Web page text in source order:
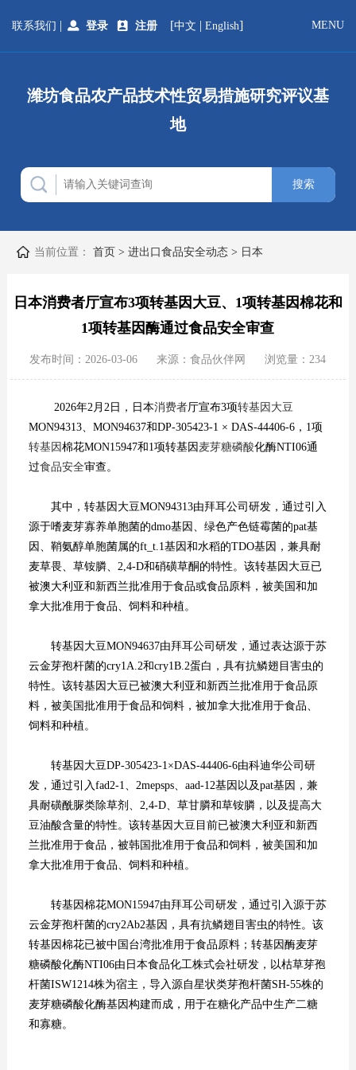
联系我们 | 登录 注册 [中文 | English] MENU
潍坊食品农产品技术性贸易措施研究评议基
地
当前位置： 首页 > 进出口食品安全动态> 日本
日本消费者厅宣布3项转基因大豆、1项转基因棉花和
1项转基因酶通过食品安全审查
发布时间：2026-03-06 来源：食品伙伴网 浏览量：234
2026年2月2日，日本消费者厅宣布3项转基因大豆
MON94313、MON94637和DP-305423-1 × DAS-44406-6，1项
转基因棉花MON15947和1项转基因 麦芽糖磷酸化酶NTI06通
过食品安全审查。
其中，转基因大豆MON94313由拜耳公司研发，通过引入
源于嗜麦芽寡养单胞菌的dmo基因、绿色产色链霉菌的pat基
因、鞘氨醇单胞菌属的ft_t.1基因和水稻的TDO基因，兼具耐
麦草畏、草铵膦、2,4-D和硝磺草酮的特性。该转基因大豆已
被澳大利亚和新西兰批准用于食品或食品原料，被美国和加
拿大批准用于食品、饲料和种植。
转基因大豆MON94637由拜耳公司研发，通过表达源于苏
云金芽孢杆菌的cry1A.2和cry1B.2蛋白，具有抗鳞翅目害虫的
特性。该转基因大豆已被澳大利亚和新西兰批准用于食品原
料，被美国批准用于食品和饲料，被加拿大批准用于食品、
饲料和种植。
转基因大豆DP-305423-1×DAS-44406-6由科迪华公司研
发，通过引入fad2-1、2mepsps、aad-12基因以及pat基因，兼
具耐磺酰脲类除草剂、2,4-D、草甘膦和草铵膦，以及提高大
豆油酸含量的特性。该转基因大豆目前已被澳大利亚和新西
兰批准用于食品，被韩国批准用于食品和饲料，被美国和加
拿大批准用于食品、饲料和种植。
转基因棉花MON15947由拜耳公司研发，通过引入源于苏
云金芽孢杆菌的cry2Ab2基因，具有抗鳞翅目害虫的特性。该
转基因棉花已被中国台湾批准用于食品原料；转基因酶麦芽
糖磷酸化酶NTI06由日本食品化工株式会社研发，以枯草芽孢
杆菌ISW1214株为宿主，导入源自星状类芽孢杆菌SH-55株的
麦芽糖磷酸化酶基因构建而成，用于在糖化产品中生产二糖
和寡糖。